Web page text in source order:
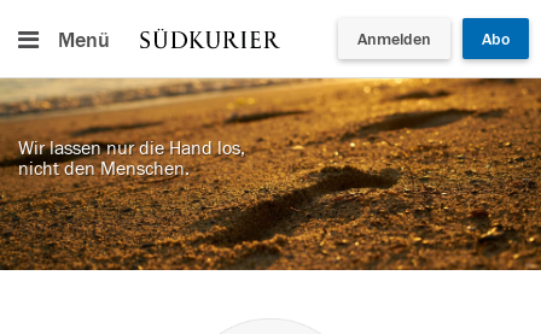
Menü Anmelden Abo
Wir lassen nur die Hand los,
nicht den Menschen.